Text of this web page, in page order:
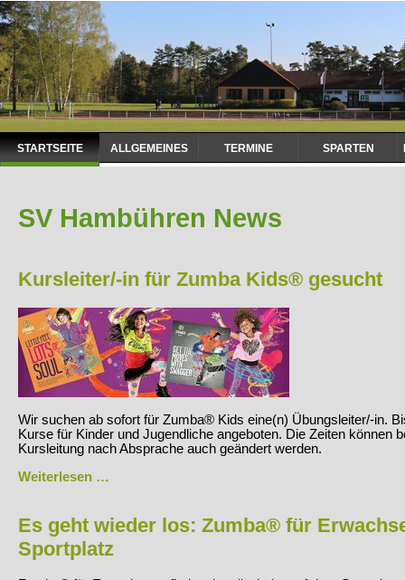
überspringen
STARTSEITE ALLGEMEINES TERMINE SPARTEN
SV Hambühren News
Kursleiter/-in für Zumba Kids® gesucht
Wir suchen ab sofort für Zumba® Kids eine(n) Übungsleiter/-in.
Kurse für Kinder und Jugendliche angeboten. Die Zeiten können
Kursleitung nach Absprache auch geändert werden.
Weiterlesen …
Zumba
Kids®
gesucht
Es geht wieder los: Zumba® für
Sportplatz